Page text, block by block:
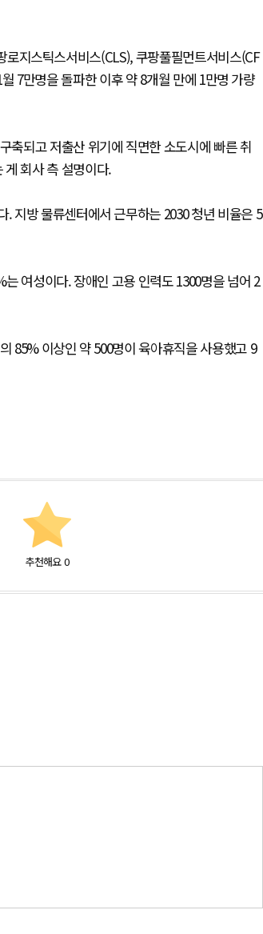
로지스틱스서비스(CLS), 쿠팡풀필먼트서비스(CF
7만명을 돌파한 이후 약 8개월 만에 1만명 가량
축되고 저출산 위기에 직면한 소도시에 빠른 취
회사 측 설명이다.
지방 물류센터에서 근무하는 2030 청년 비율은 5
여성이다. 장애인 고용 인력도 1300명을 넘어 2
85% 이상인 약 500명이 육아휴직을 사용했고 9
추천해요 0